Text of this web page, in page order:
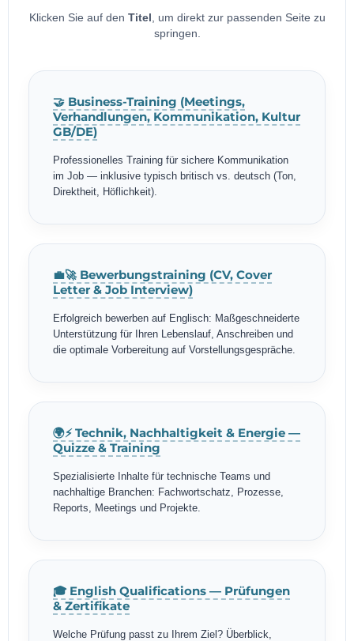
Klicken Sie auf den Titel , um direkt zur passenden Seite zu
springen.
🤝 Business-Training (Meetings,
Verhandlungen, Kommunikation, Kultur
GB/DE)
Professionelles Training für sichere Kommunikation
im Job — inklusive typisch britisch vs. deutsch (Ton,
Direktheit, Höflichkeit).
💼🚀 Bewerbungstraining (CV, Cover
Letter & Job Interview)
Erfolgreich bewerben auf Englisch: Maßgeschneiderte
Unterstützung für Ihren Lebenslauf, Anschreiben und
die optimale Vorbereitung auf Vorstellungsgespräche.
🌍⚡ Technik, Nachhaltigkeit & Energie —
Quizze & Training
Spezialisierte Inhalte für technische Teams und
nachhaltige Branchen: Fachwortschatz, Prozesse,
Reports, Meetings und Projekte.
🎓 English Qualifications — Prüfungen
& Zertifikate
Welche Prüfung passt zu Ihrem Ziel? Überblick,